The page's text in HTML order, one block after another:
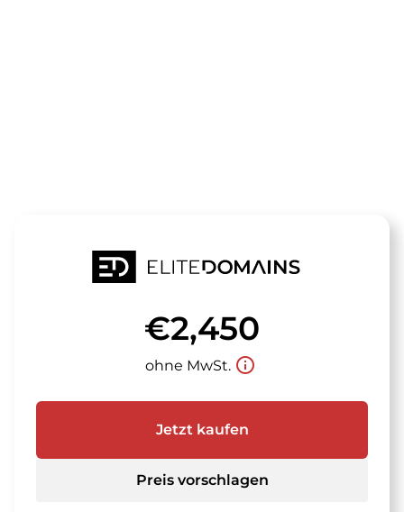
€2,450
ohne MwSt. info_outline
Jetzt kaufen
Preis vorschlagen